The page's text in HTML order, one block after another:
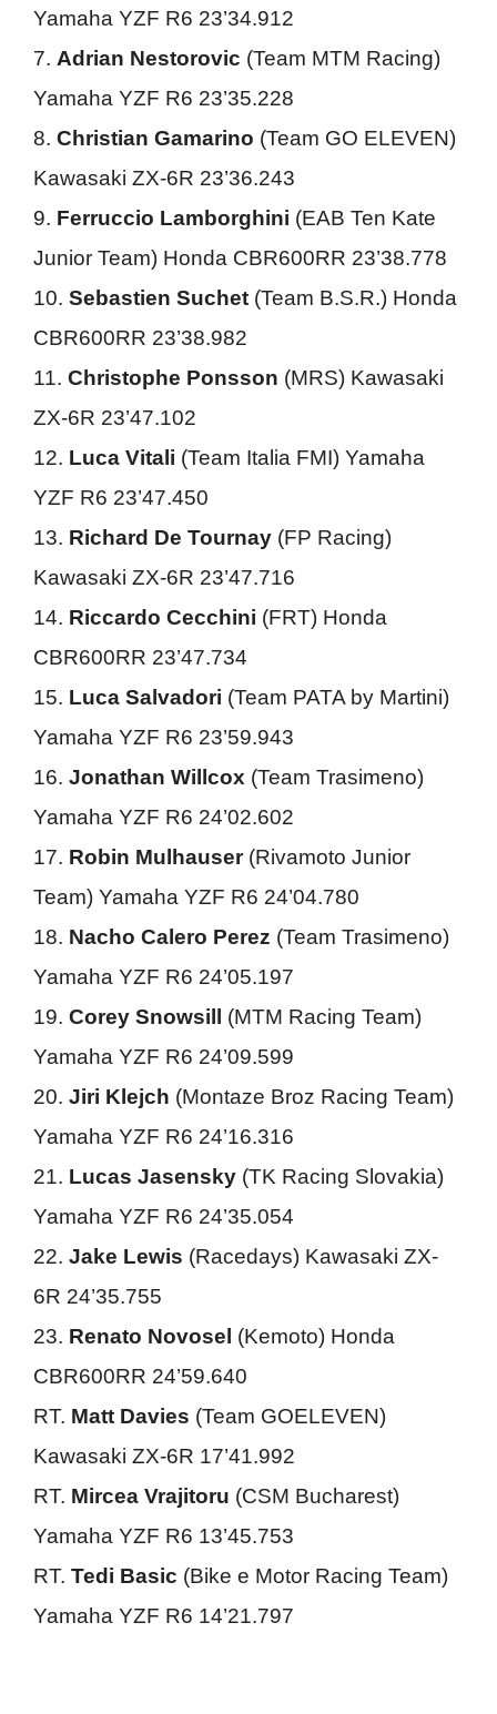
Yamaha YZF R6 23’34.912
7. Adrian Nestorovic (Team MTM Racing)
Yamaha YZF R6 23’35.228
8. Christian Gamarino (Team GO ELEVEN)
Kawasaki ZX-6R 23’36.243
9. Ferruccio Lamborghini (EAB Ten Kate
Junior Team) Honda CBR600RR 23’38.778
10. Sebastien Suchet (Team B.S.R.) Honda
CBR600RR 23’38.982
11. Christophe Ponsson (MRS) Kawasaki
ZX-6R 23’47.102
12. Luca Vitali (Team Italia FMI) Yamaha
YZF R6 23’47.450
13. Richard De Tournay (FP Racing)
Kawasaki ZX-6R 23’47.716
14. Riccardo Cecchini (FRT) Honda
CBR600RR 23’47.734
15. Luca Salvadori (Team PATA by Martini)
Yamaha YZF R6 23’59.943
16. Jonathan Willcox (Team Trasimeno)
Yamaha YZF R6 24’02.602
17. Robin Mulhauser (Rivamoto Junior
Team) Yamaha YZF R6 24’04.780
18. Nacho Calero Perez (Team Trasimeno)
Yamaha YZF R6 24’05.197
19. Corey Snowsill (MTM Racing Team)
Yamaha YZF R6 24’09.599
20. Jiri Klejch (Montaze Broz Racing Team)
Yamaha YZF R6 24’16.316
21. Lucas Jasensky (TK Racing Slovakia)
Yamaha YZF R6 24’35.054
22. Jake Lewis (Racedays) Kawasaki ZX-
6R 24’35.755
23. Renato Novosel (Kemoto) Honda
CBR600RR 24’59.640
RT. Matt Davies (Team GOELEVEN)
Kawasaki ZX-6R 17’41.992
RT. Mircea Vrajitoru (CSM Bucharest)
Yamaha YZF R6 13’45.753
RT. Tedi Basic (Bike e Motor Racing Team)
Yamaha YZF R6 14’21.797